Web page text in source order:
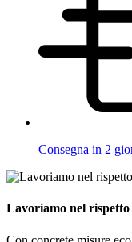
Consegna in 2
Lavoriamo nel rispetto